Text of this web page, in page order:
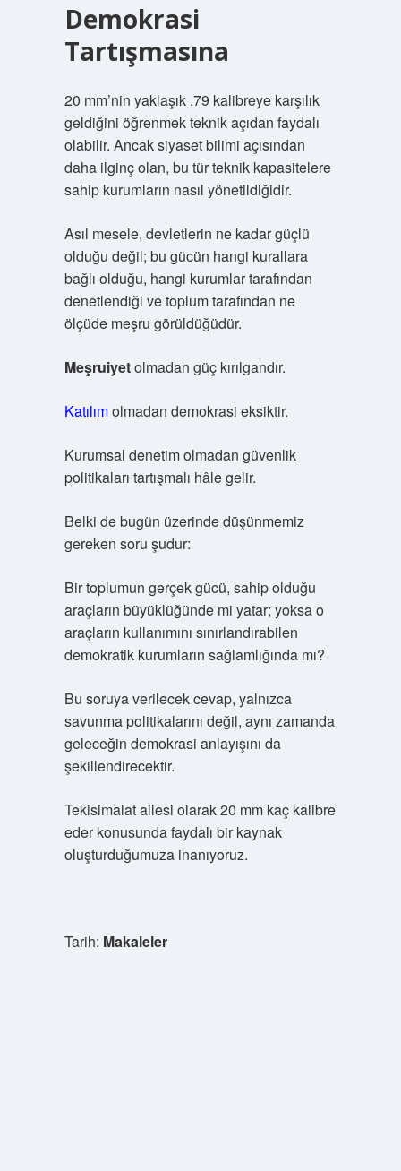
Demokrasi
Tartışmasına
20 mm’nin yaklaşık .79 kalibreye karşılık
geldiğini öğrenmek teknik açıdan faydalı
olabilir. Ancak siyaset bilimi açısından
daha ilginç olan, bu tür teknik kapasitelere
sahip kurumların nasıl yönetildiğidir.
Asıl mesele, devletlerin ne kadar güçlü
olduğu değil; bu gücün hangi kurallara
bağlı olduğu, hangi kurumlar tarafından
denetlendiği ve toplum tarafından ne
ölçüde meşru görüldüğüdür.
Meşruiyetolmadan güç kırılgandır.
Katılımolmadan demokrasi eksiktir.
Kurumsal denetim olmadan güvenlik
politikaları tartışmalı hâle gelir.
Belki de bugün üzerinde düşünmemiz
gereken soru şudur:
Bir toplumun gerçek gücü, sahip olduğu
araçların büyüklüğünde mi yatar; yoksa o
araçların kullanımını sınırlandırabilen
demokratik kurumların sağlamlığında mı?
Bu soruya verilecek cevap, yalnızca
savunma politikalarını değil, aynı zamanda
geleceğin demokrasi anlayışını da
şekillendirecektir.
Tekisimalat ailesi olarak 20 mm kaç kalibre
eder konusunda faydalı bir kaynak
oluşturduğumuza inanıyoruz.
Tarih: Makaleler